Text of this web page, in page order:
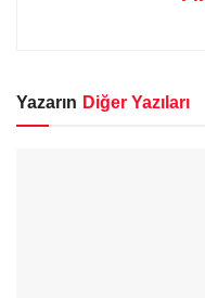
Yazarın Diğer Yazıları